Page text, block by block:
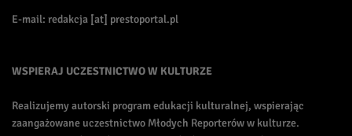
E-mail: redakcja [at] prestoportal.pl
WSPIERAJ UCZESTNICTWO W KULTURZE
Realizujemy autorski program edukacji kulturalnej, wspierając
zaangażowane uczestnictwo Młodych Reporterów w kulturze.